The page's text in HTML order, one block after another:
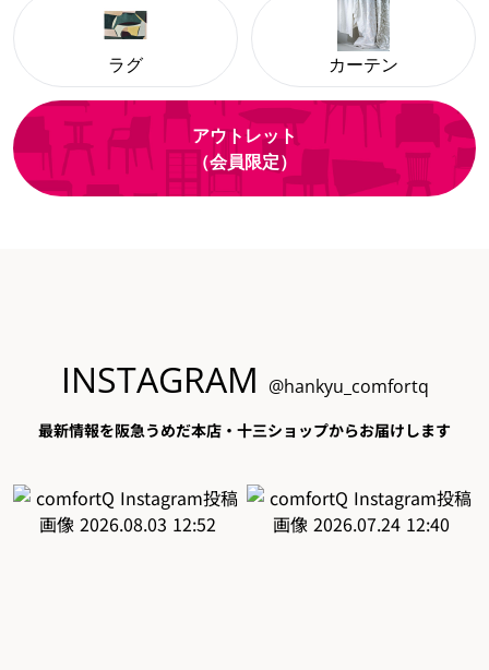
ラグ カーテン
アウトレット
（会員限定）
INSTAGRAM @hankyu_comfortq
最新情報を阪急うめだ本店・十三ショップからお届けします